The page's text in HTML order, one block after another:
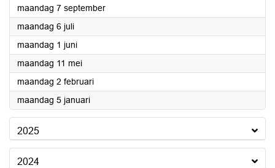
maandag 7 september2026
maandag 6 juli2026
maandag 1 juni2026
maandag 11 mei2026
maandag 2 februari2026
maandag 5 januari2026
2025
2024